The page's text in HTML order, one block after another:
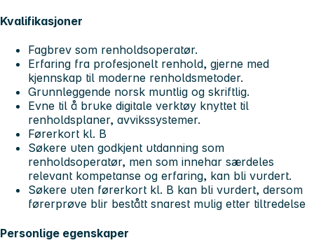
Kvalifikasjoner
Fagbrev som renholdsoperatør.
Erfaring fra profesjonelt renhold, gjerne med
kjennskap til moderne renholdsmetoder.
Grunnleggende norsk muntlig og skriftlig.
Evne til å bruke digitale verktøy knyttet til
renholdsplaner, avvikssystemer.
Førerkort kl. B
Søkere uten godkjent utdanning som
renholdsoperatør, men som innehar særdeles
relevant kompetanse og erfaring, kan bli vurdert.
Søkere uten førerkort kl. B kan bli vurdert, dersom
førerprøve blir bestått snarest mulig etter tiltredelse
Personlige egenskaper